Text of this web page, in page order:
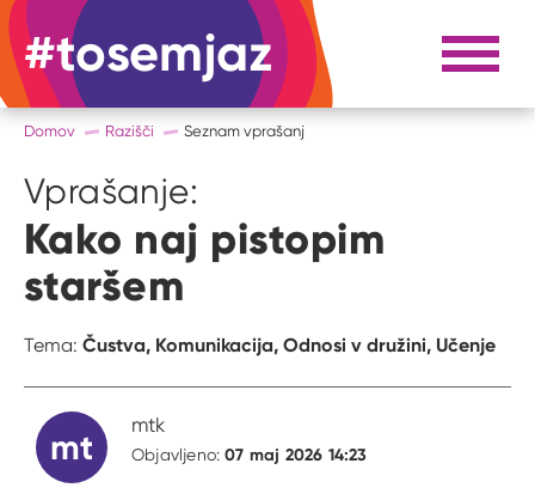
#tosemjaz #to sem jaz Razpri
Domov Razišči Seznam vprašanj
Vprašanje:
Kako naj pistopim
staršem
Tema: Čustva, Komunikacija, Odnosi v družini, Učenje
mt
mtk
Objavljeno:07 maj 2026 14:23